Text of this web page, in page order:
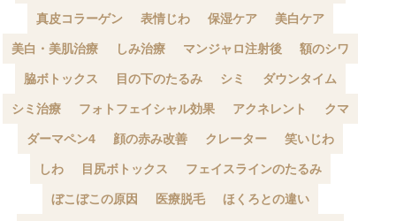
真皮コラーゲン 表情じわ 保湿ケア 美白ケア
美白・美肌治療 しみ治療 マンジャロ注射後 額のシワ
脇ボトックス 目の下のたるみ シミ ダウンタイム
シミ治療 フォトフェイシャル効果 アクネレント クマ
ダーマペン4 顔の赤み改善 クレーター 笑いじわ
しわ 目尻ボトックス フェイスラインのたるみ
ぼこぼこの原因 医療脱毛 ほくろとの違い